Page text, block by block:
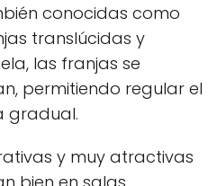
conocidas como
translúcidas y
las franjas se
permitiendo regular el
gradual.
y muy atractivas